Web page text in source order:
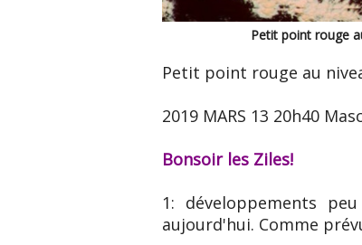
Petit point rouge
Petit point rouge au
2019 MARS 13 20h40
Bonsoir les Ziles!
1: développements
aujourd'hui. Comme